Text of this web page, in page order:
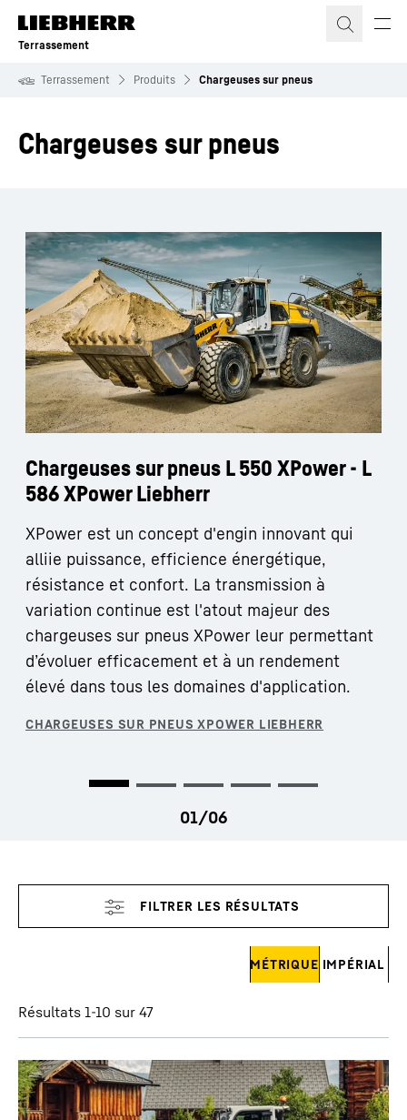
Terrassement
Terrassement Produits Chargeuses sur pneus
Chargeuses sur pneus
Chargeuses sur pneus L 550 XPower - L
586 XPower Liebherr
XPower est un concept d'engin innovant qui
alliie puissance, efficience énergétique,
résistance et confort. La transmission à
variation continue est l'atout majeur des
chargeuses sur pneus XPower leur permettant
d’évoluer efficacement et à un rendement
élevé dans tous les domaines d'application.
Ignorer les filtres
MÉTRIQUE IMPÉRIAL
Résultats 1-10 sur 47